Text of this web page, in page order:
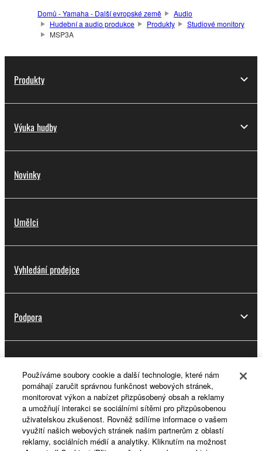
Domů - Yamaha - Další evropské země
Audio
Hudební a audio produkce
Produkty
Studiové monitory
MSP3A
Produkty
Výuka hudby
Novinky
Umělci
Vyhledání prodejce
Podpora
O Yamaze
Používáme soubory cookie a další technologie, které nám
pomáhají zaručit správnou funkčnost webových stránek,
monitorovat výkon a nabízet přizpůsobený obsah a reklamy
a umožňují interakci se sociálními sítěmi pro přizpůsobenou
uživatelskou zkušenost. Rovněž sdílíme informace o vašem
využití našich webových stránek našim partnerům z oblastí
reklamy, sociálních médií a analytiky. Kliknutím na možnost